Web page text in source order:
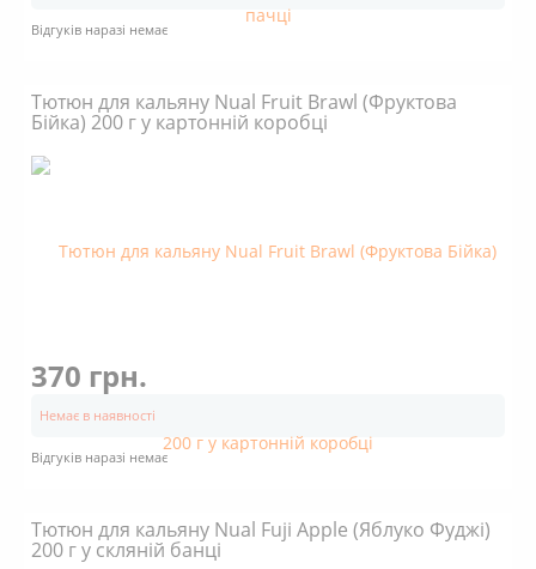
Відгуків наразі немає
Тютюн для кальяну Nual Fruit Brawl (Фруктова
Бійка) 200 г у картонній коробці
370 грн.
Немає в наявності
Відгуків наразі немає
Тютюн для кальяну Nual Fuji Apple (Яблуко Фуджі)
200 г у скляній банці